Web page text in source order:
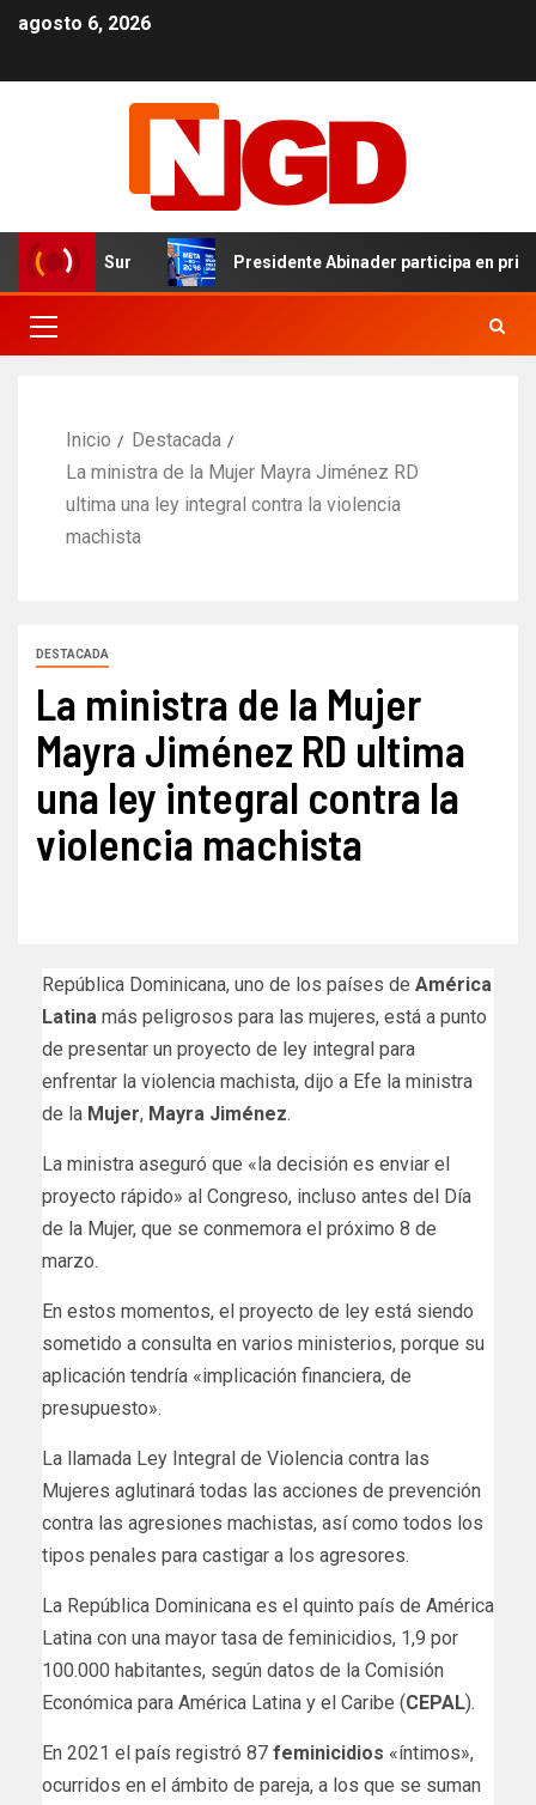
agosto 6, 2026
Sur Presidente Abinader participa en primer
Inicio
Destacada
La ministra de la Mujer Mayra Jiménez RD
ultima una ley integral contra la violencia
machista
DESTACADA
La ministra de la Mujer
Mayra Jiménez RD ultima
una ley integral contra la
violencia machista
República Dominicana, uno de los países de América
Latina más peligrosos para las mujeres, está a punto
de presentar un proyecto de ley integral para
enfrentar la violencia machista, dijo a Efe la ministra
de la Mujer, Mayra Jiménez.
La ministra aseguró que «la decisión es enviar el
proyecto rápido» al Congreso, incluso antes del Día
de la Mujer, que se conmemora el próximo 8 de
marzo.
En estos momentos, el proyecto de ley está siendo
sometido a consulta en varios ministerios, porque su
aplicación tendría «implicación financiera, de
presupuesto».
La llamada Ley Integral de Violencia contra las
Mujeres aglutinará todas las acciones de prevención
contra las agresiones machistas, así como todos los
tipos penales para castigar a los agresores.
La República Dominicana es el quinto país de América
Latina con una mayor tasa de feminicidios, 1,9 por
100.000 habitantes, según datos de la Comisión
Económica para América Latina y el Caribe (CEPAL).
En 2021 el país registró 87 feminicidios «íntimos»,
ocurridos en el ámbito de pareja, a los que se suman